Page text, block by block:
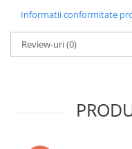
Informatii conformitate
Review-uri(0)